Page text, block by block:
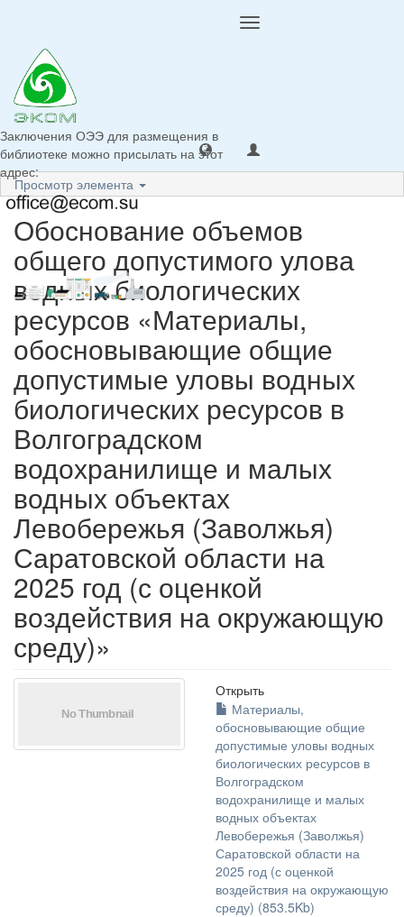
Toggle
Заключения ОЭЭ для размещения в
библиотеке можно присылать на этот
адрес:
Просмотр элемента
Обоснование объемов
общего допустимого улова
водных биологических
ресурсов «Материалы,
обосновывающие общие
допустимые уловы водных
биологических ресурсов в
Волгоградском
водохранилище и малых
водных объектах
Левобережья (Заволжья)
Саратовской области на
2025 год (с оценкой
воздействия на окружающую
среду)»
Открыть
Материалы,
обосновывающие общие
допустимые уловы водных
биологических ресурсов в
Волгоградском
водохранилище и малых
водных объектах
Левобережья (Заволжья)
Саратовской области на
2025 год (с оценкой
воздействия на окружающую
среду) (853.5Kb)